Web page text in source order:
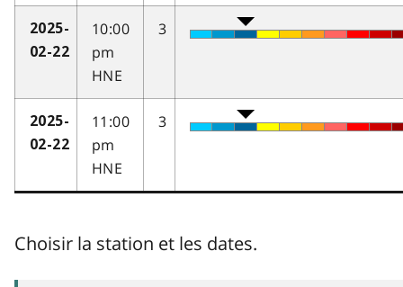
2025-
02-22
10:00
pm
HNE
3
2025-
02-22
11:00
pm
HNE
3
Choisir la station et les dates.